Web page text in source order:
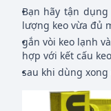
Bạn hãy tận
lượng keo vừa đủ
gắn vòi keo lạnh
hợp với kết cấu
sau khi dùng xong